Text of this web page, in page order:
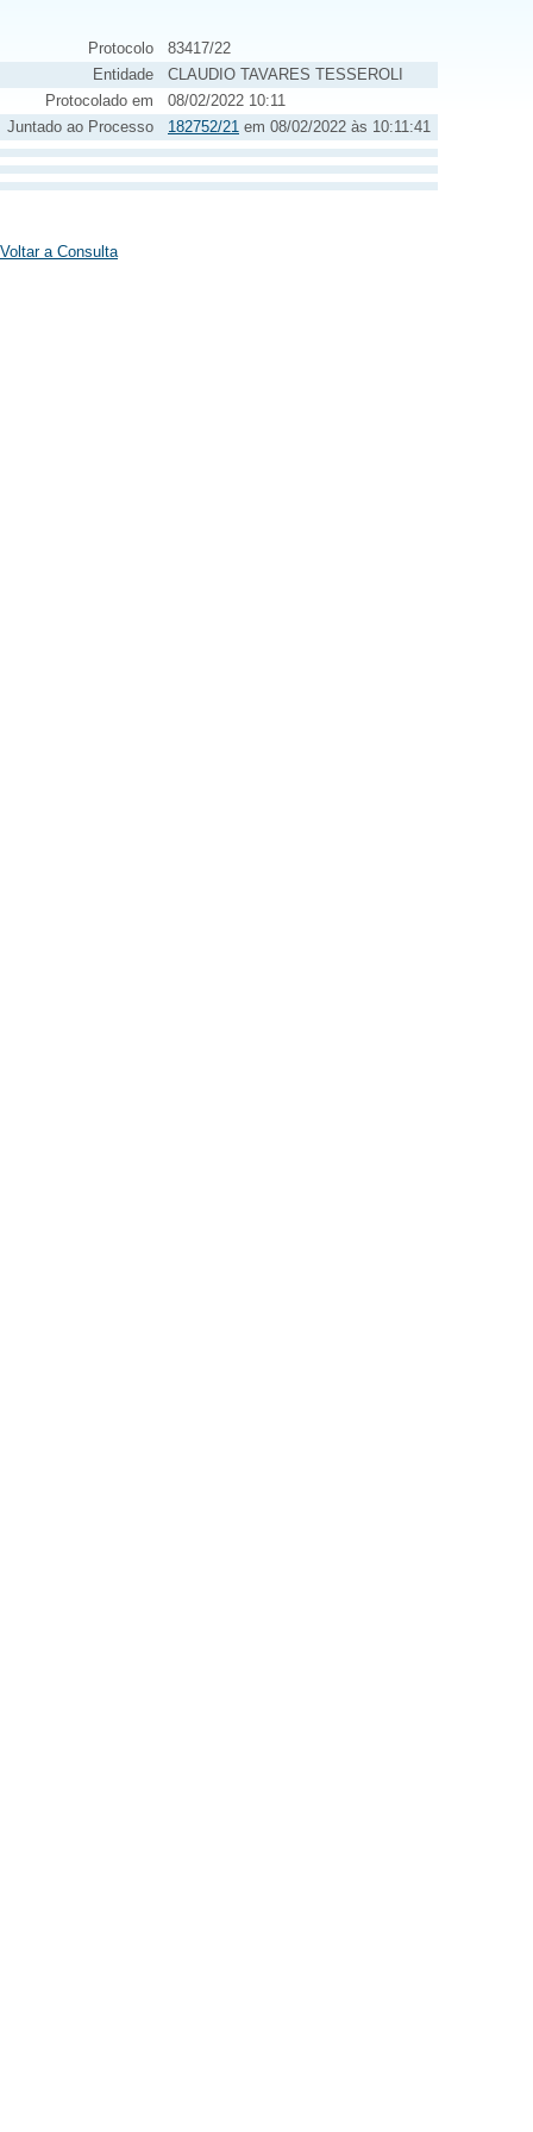
Protocolo
83417/22
Entidade
CLAUDIO TAVARES TESSEROLI
Protocolado em
08/02/2022 10:11
Juntado ao Processo
182752/21 em 08/02/2022 às 10:11:41
Voltar a Consulta